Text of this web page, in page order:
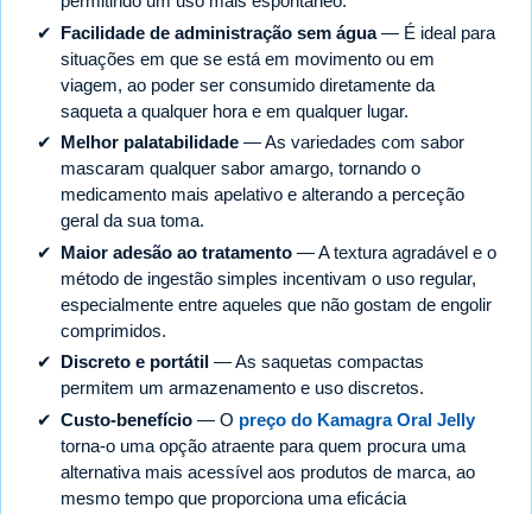
Facilidade de administração sem água— É ideal para
situações em que se está em movimento ou em
viagem, ao poder ser consumido diretamente da
saqueta a qualquer hora e em qualquer lugar.
Melhor palatabilidade — As variedades com sabor
mascaram qualquer sabor amargo, tornando o
medicamento mais apelativo e alterando a perceção
geral da sua toma.
Maior adesão ao tratamento — A textura agradável e o
método de ingestão simples incentivam o uso regular,
especialmente entre aqueles que não gostam de engolir
comprimidos.
Discreto e portátil — As saquetas compactas
permitem um armazenamento e uso discretos.
Custo-benefício — O preço do Kamagra Oral Jelly
torna-o uma opção atraente para quem procura uma
alternativa mais acessível aos produtos de marca, ao
mesmo tempo que proporciona uma eficácia